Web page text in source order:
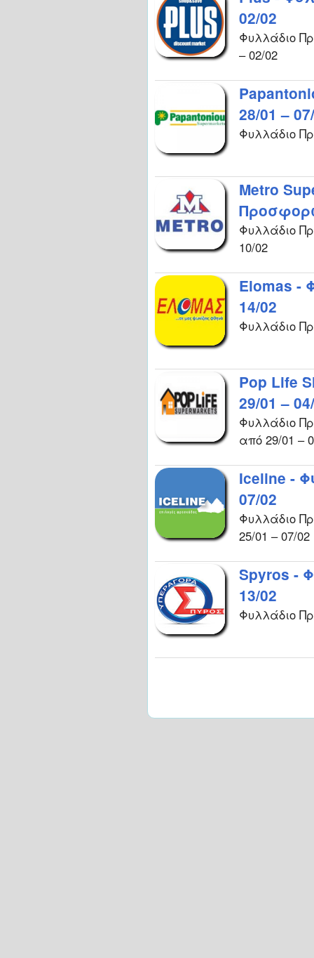
02/02
Φυλλάδιο
– 02/02
28/01 –
Φυλλάδιο
Metro
Φυλλάδιο
10/02
Elomas -
14/02
Φυλλάδιο
Pop Life
29/01 –
Φυλλάδιο
από 29/01 –
Iceline -
07/02
Φυλλάδιο
25/01 – 07/02
Spyros -
13/02
Φυλλάδιο